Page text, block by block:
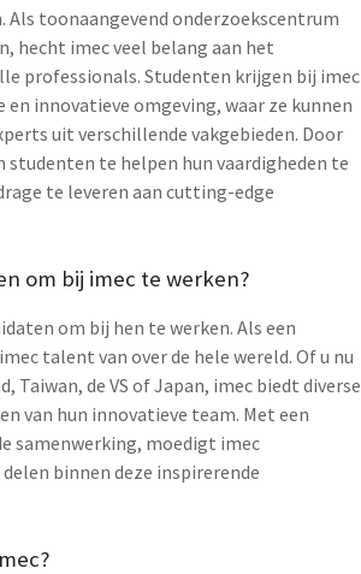
toonaangevend onderzoekscentrum
hecht imec veel belang aan het
professionals. Studenten krijgen bij imec
innovatieve omgeving, waar ze kunnen
uit verschillende vakgebieden. Door
te helpen hun vaardigheden te
te leveren aan cutting-edge
om bij imec te werken?
om bij hen te werken. Als een
talent van over de hele wereld. Of u nu
de VS of Japan, imec biedt diverse
van hun innovatieve team. Met een
samenwerking, moedigt imec
binnen deze inspirerende